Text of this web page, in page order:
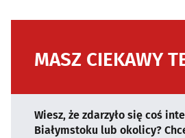
MASZ CIEKAWY
Wiesz, że zdarzyło się coś
Białymstoku lub okolicy?